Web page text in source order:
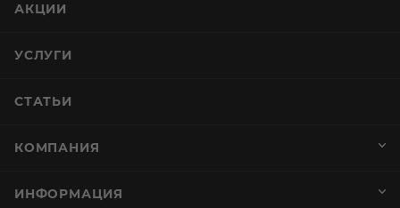
АКЦИИ
УСЛУГИ
СТАТЬИ
КОМПАНИЯ
ИНФОРМАЦИЯ